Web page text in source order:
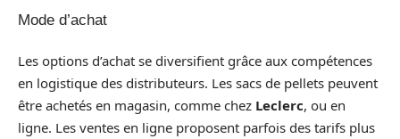
Mode d’achat
Les options d’achat se diversifient grâce aux compétences
en logistique des distributeurs. Les sacs de pellets peuvent
être achetés en magasin, comme chez Leclerc, ou en
ligne. Les ventes en ligne proposent parfois des tarifs plus